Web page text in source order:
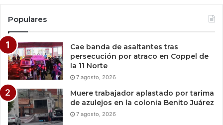
Populares
Cae banda de asaltantes tras
persecución por atraco en Coppel de
la 11 Norte
7 agosto, 2026
Muere trabajador aplastado por tarima
de azulejos en la colonia Benito Juárez
7 agosto, 2026